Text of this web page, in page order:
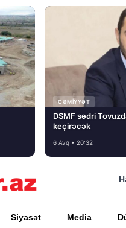
CƏMIYYƏT
DSMF sədri
keçirəcək
6 Avq • 20:32
Siyasət Media